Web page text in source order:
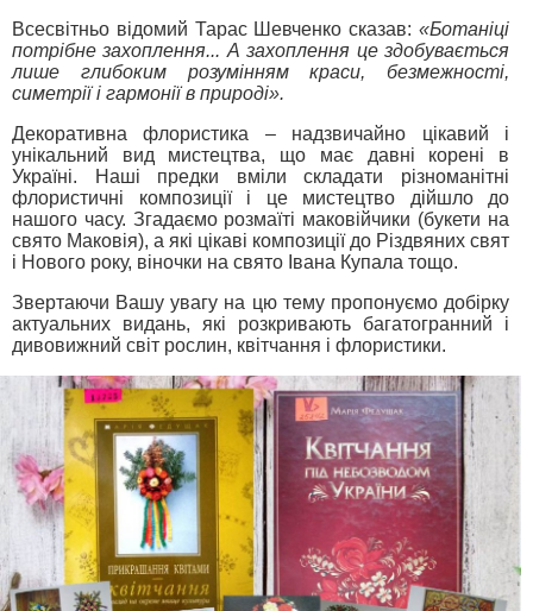
Всесвітньо відомий Тарас Шевченко сказав: «Ботаніці
потрібне захоплення... А захоплення це здобувається
лише глибоким розумінням краси, безмежності,
симетрії і гармонії в природі».
Декоративна флористика – надзвичайно цікавий і
унікальний вид мистецтва, що має давні корені в
Україні. Наші предки вміли складати різноманітні
флористичні композиції і це мистецтво дійшло до
нашого часу. Згадаємо розмаїті маковійчики (букети на
свято Маковія), а які цікаві композиції до Різдвяних свят
і Нового року, віночки на свято Івана Купала тощо.
Звертаючи Вашу увагу на цю тему пропонуємо добірку
актуальних видань, які розкривають багатогранний і
дивовижний світ рослин, квітчання і флористики.